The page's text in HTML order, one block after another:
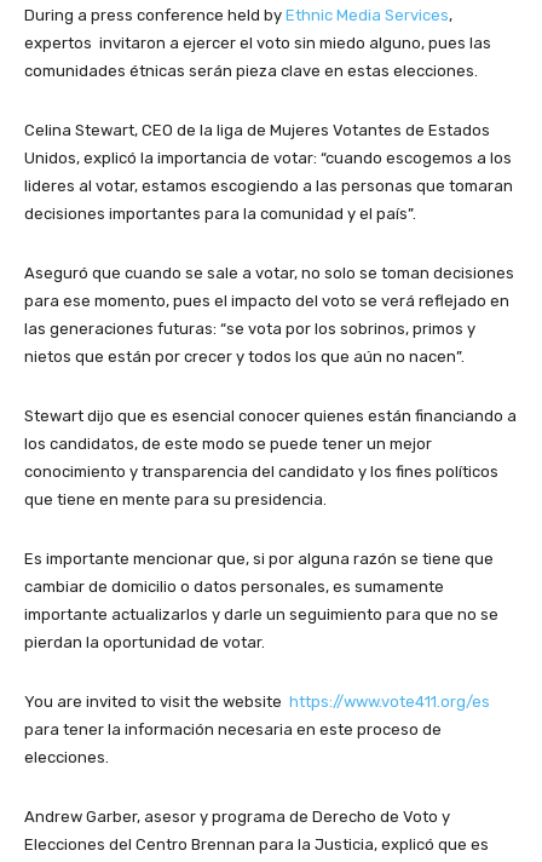
During a press conference held by Ethnic Media Services,
expertos invitaron a ejercer el voto sin miedo alguno, pues las
comunidades étnicas serán pieza clave en estas elecciones.
Celina Stewart, CEO de la liga de Mujeres Votantes de Estados
Unidos, explicó la importancia de votar: “cuando escogemos a los
lideres al votar, estamos escogiendo a las personas que tomaran
decisiones importantes para la comunidad y el país”.
Aseguró que cuando se sale a votar, no solo se toman decisiones
para ese momento, pues el impacto del voto se verá reflejado en
las generaciones futuras: “se vota por los sobrinos, primos y
nietos que están por crecer y todos los que aún no nacen”.
Stewart dijo que es esencial conocer quienes están financiando a
los candidatos, de este modo se puede tener un mejor
conocimiento y transparencia del candidato y los fines políticos
que tiene en mente para su presidencia.
Es importante mencionar que, si por alguna razón se tiene que
cambiar de domicilio o datos personales, es sumamente
importante actualizarlos y darle un seguimiento para que no se
pierdan la oportunidad de votar.
You are invited to visit the website https://www.vote411.org/es
para tener la información necesaria en este proceso de
elecciones.
Andrew Garber, asesor y programa de Derecho de Voto y
Elecciones del Centro Brennan para la Justicia, explicó que es